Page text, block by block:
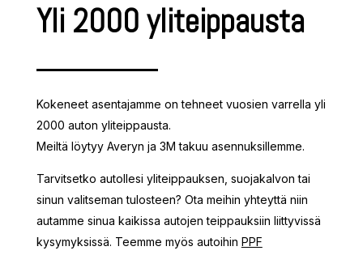
Yli 2000 yliteippausta
Kokeneet asentajamme on tehneet vuosien varrella yli
2000 auton yliteippausta.
Meiltä löytyy Averyn ja 3M takuu asennuksillemme.
Tarvitsetko autollesi yliteippauksen, suojakalvon tai
sinun valitseman tulosteen? Ota meihin yhteyttä niin
autamme sinua kaikissa autojen teippauksiin liittyvissä
kysymyksissä. Teemme myös autoihin PPF